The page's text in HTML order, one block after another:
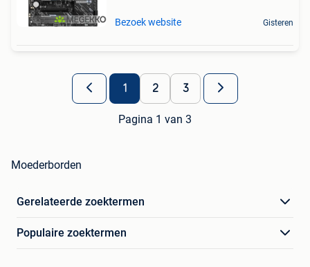
Bezoek website Gisteren
1 2 3
Pagina 1 van 3
Moederborden
Gerelateerde zoektermen
Populaire zoektermen